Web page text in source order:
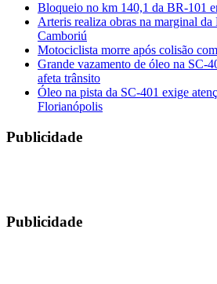
Bloqueio no km 140,1 da BR-101
Arteris realiza obras na marginal
Camboriú
Motociclista morre após colisão
Grande vazamento de óleo na SC-
afeta trânsito
Óleo na pista da SC-401 exige
Florianópolis
Publicidade
Publicidade